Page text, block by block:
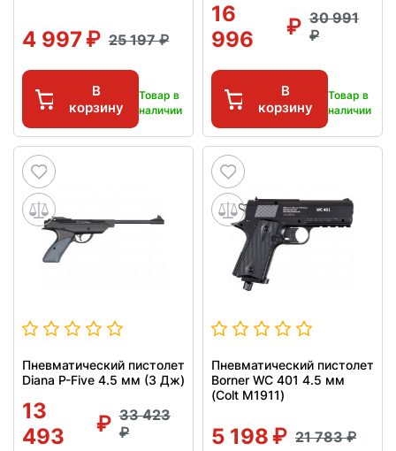
4 997 25 197
В
корзину
Товар в
наличии
16
996
30 991
В
корзину
Товар в
наличии
Пневматический пистолет
Diana P-Five 4.5 мм (3 Дж)
13
493
33 423
Пневматический пистолет
Borner WC 401 4.5 мм
(Colt M1911)
5 198 21 783